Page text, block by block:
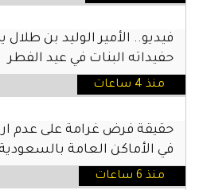
فيديو.. الأمير الوليد بن
حفيداته البنات في عيد الفطر
منذ 4 ساعات
حقيقة فرض غرامة على عدم
في الأماكن العامة
منذ 6 ساعات